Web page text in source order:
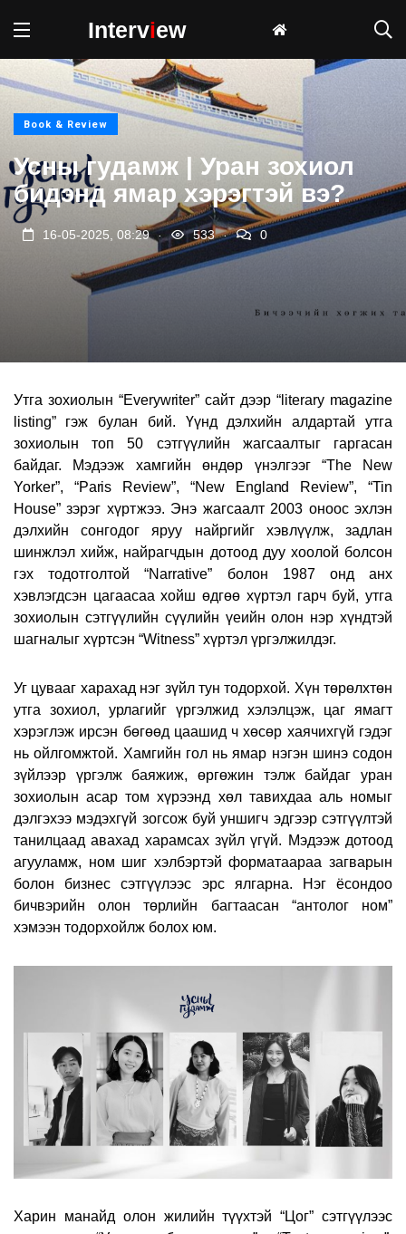
Interview
Book & Review
Усны гудамж | Уран зохиол
бидэнд ямар хэрэгтэй вэ?
16-05-2025, 08:29 . 533 . 0
Утга зохиолын “Everywriter”сайт дээр“literary magazine
listing”гэж булан бий. Үүнд дэлхийн алдартай утга
зохиолын топ 50 сэтгүүлийн жагсаалтыг гаргасан
байдаг. Мэдээж хамгийн өндөр үнэлгээг“The New
Yorker”, “Paris Review”, “New England Review”, “Tin
House” зэрэг хүртжээ. Энэ жагсаалт 2003 оноос эхлэн
дэлхийн сонгодог яруу найргийг хэвлүүлж, задлан
шинжлэл хийж, найрагчдын дотоод дуу хоолой болсон
гэх тодотголтой “Narrative” болон 1987 онд анх
хэвлэгдсэн цагаасаа хойш өдгөө хүртэл гарч буй, утга
зохиолын сэтгүүлийн сүүлийн үеийн олон нэр хүндтэй
шагналыг хүртсэн “Witness” хүртэл үргэлжилдэг.
Уг цувааг харахад нэг зүйл тун тодорхой. Хүн төрөлхтөн
утга зохиол, урлагийг үргэлжид хэлэлцэж, цаг ямагт
хэрэглэж ирсэн бөгөөд цаашид ч хөсөр хаячихгүй гэдэг
нь ойлгомжтой. Хамгийн гол нь ямар нэгэн шинэ содон
зүйлээр үргэлж баяжиж, өргөжин тэлж байдаг уран
зохиолын асар том хүрээнд хөл тавихдаа аль номыг
дэлгэхээ мэдэхгүй зогсож буй уншигч эдгээр сэтгүүлтэй
танилцаад авахад харамсах зүйл үгүй. Мэдээж дотоод
агууламж, ном шиг хэлбэртэй форматаараа загварын
болон бизнес сэтгүүлээс эрс ялгарна. Нэг ёсондоо
бичвэрийн олон төрлийн багтаасан “антолог ном”
хэмээн тодорхойлж болох юм.
Харин манайд олон жилийн түүхтэй “Цог” сэтгүүлээс